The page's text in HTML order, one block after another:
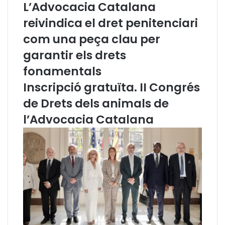
d
e
l
'
d
v
c
a
c
i
a
C
a
t
a
l
a
n
e
s
i
d
n
,
l
’
x
c
m
.
S
r
.
J
o
a
L’Advocacia Catalana
reivindica el dret penitenciari
com una peça clau per
garantir els drets
fonamentals
Inscripció gratuïta. II Congrés
de Drets dels animals de
l’Advocacia Catalana